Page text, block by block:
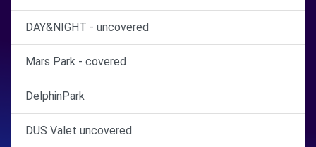
DAY&NIGHT - uncovered
Mars Park - covered
DelphinPark
DUS Valet uncovered